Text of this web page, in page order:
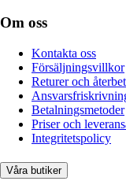
Om oss
Kontakta oss
Försäljningsvillkor
Returer och
Betalningsmetoder
Priser och
Integritetspolicy
Våra butiker